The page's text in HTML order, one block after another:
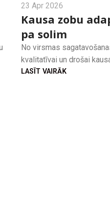
23 Apr 2026
Kausa zobu
pa solim
No virsmas
kvalitatīvai un drošai
LASĪT VAIRĀK